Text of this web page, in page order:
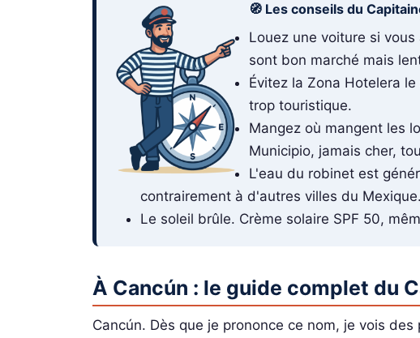
🧭 Les conseils du
Louez une voiture si
sont bon marché mais
Évitez la Zona Hotelera
trop touristique.
Mangez où mangent les
Municipio, jamais cher,
L'eau du robinet est
contrairement à d'autres villes du
Le soleil brûle. Crème solaire SPF 50,
À Cancún : le guide complet du
Cancún. Dès que je prononce ce nom, je vois